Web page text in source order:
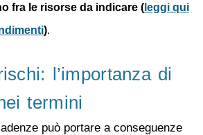
fra le risorse da indicare ( leggi qui
).
l’importanza di
termini
può portare a conseguenze